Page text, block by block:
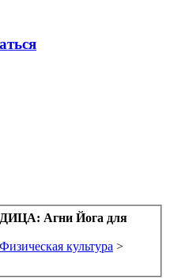
Агни Йога для
Физическая культура >